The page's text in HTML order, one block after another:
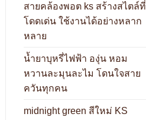
สายคล้องพอต ks สร้างสไตล์ที่
โดดเด่น ใช้งานได้อย่างหลาก
หลาย
น้ำยาบุหรี่ไฟฟ้า องุ่น หอม
หวานละมุนละไม โดนใจสาย
ควันทุกคน
midnight green สีใหม่ KS